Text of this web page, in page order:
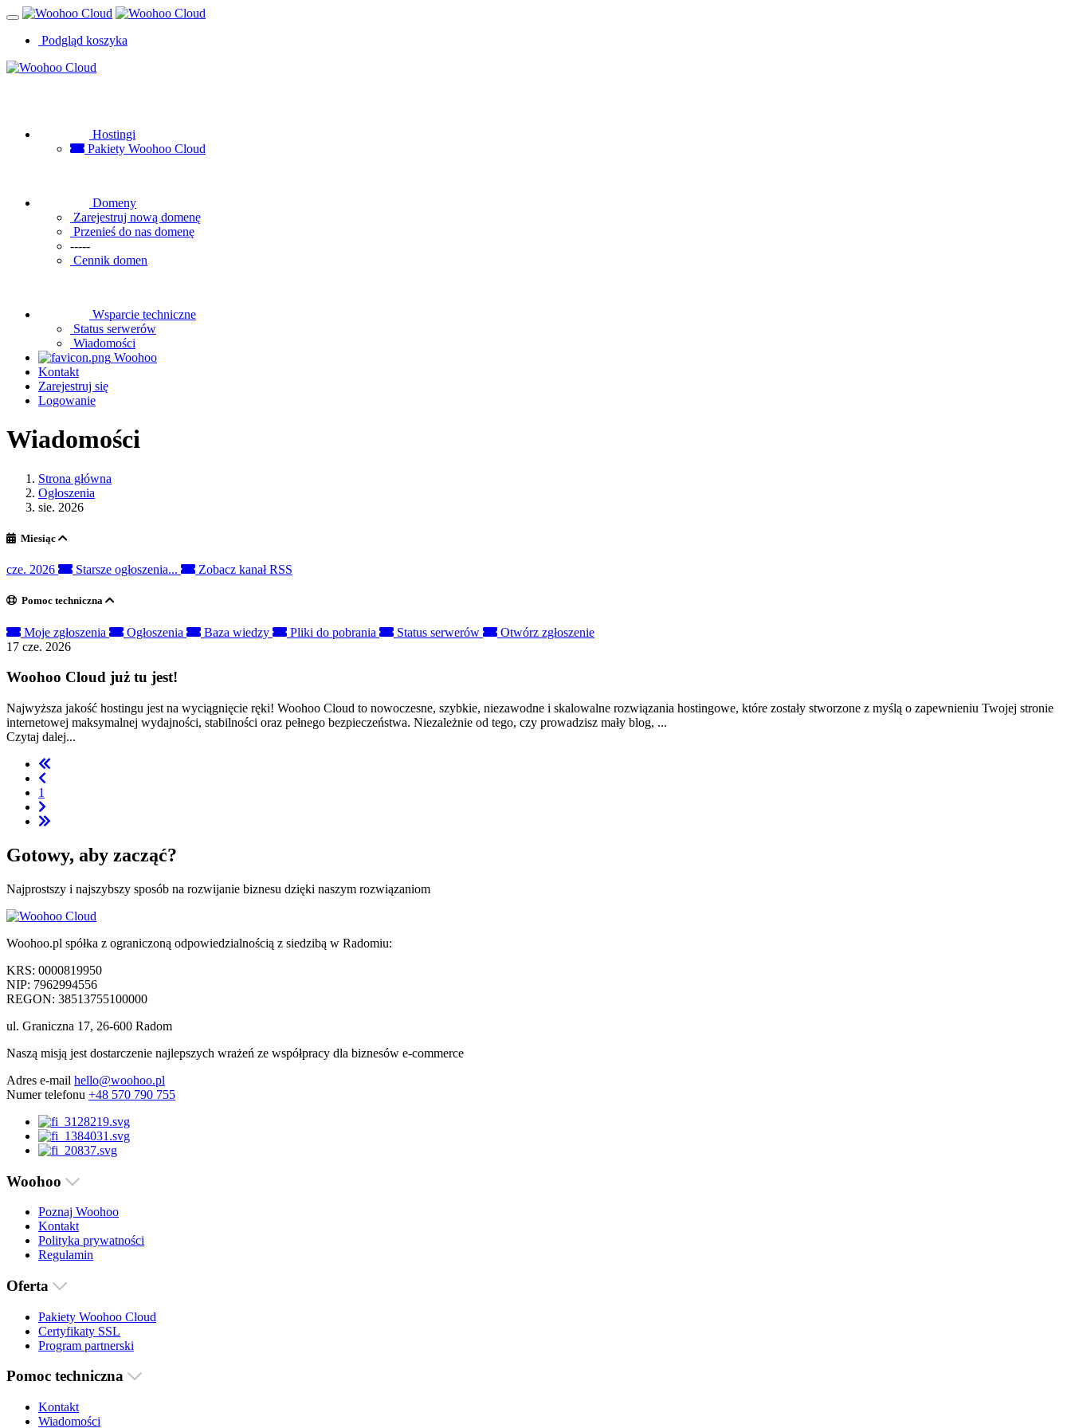
Podgląd koszyka
Hostingi
Pakiety Woohoo Cloud
Domeny
Zarejestruj nową domenę
Przenieś do nas domenę
-----
Cennik domen
Wsparcie techniczne
Status serwerów
Wiadomości
Woohoo
Kontakt
Zarejestruj się
Logowanie
Wiadomości
Strona główna
Ogłoszenia
sie. 2026
Miesiąc
cze. 2026 Starsze ogłoszenia... Zobacz kanał RSS
Pomoc techniczna
Moje zgłoszenia Ogłoszenia Baza wiedzy Pliki do pobrania Status serwerów
Otwórz zgłoszenie
17 cze. 2026
Woohoo Cloud już tu jest!
Najwyższa jakość hostingu jest na wyciągnięcie ręki! Woohoo Cloud to nowoczesne, szybkie, niezawodne i skalowalne rozwiązania hostingowe, które zostały stworzone z myślą o zapewnieniu Twojej stronie
internetowej maksymalnej wydajności, stabilności oraz pełnego bezpieczeństwa. Niezależnie od tego, czy prowadzisz mały blog, ...
Czytaj dalej...
1
Gotowy, aby zacząć?
Najprostszy i najszybszy sposób na rozwijanie biznesu dzięki naszym rozwiązaniom
Woohoo.pl spółka z ograniczoną odpowiedzialnością z siedzibą w Radomiu:
KRS: 0000819950
NIP: 7962994556
REGON: 38513755100000
ul. Graniczna 17, 26-600 Radom
Naszą misją jest dostarczenie najlepszych wrażeń ze współpracy dla biznesów e-commerce
Adres e-mail hello@woohoo.pl
Numer telefonu +48 570 790 755
Woohoo
Poznaj Woohoo
Kontakt
Polityka prywatności
Regulamin
Oferta
Pakiety Woohoo Cloud
Certyfikaty SSL
Program partnerski
Pomoc techniczna
Kontakt
Wiadomości